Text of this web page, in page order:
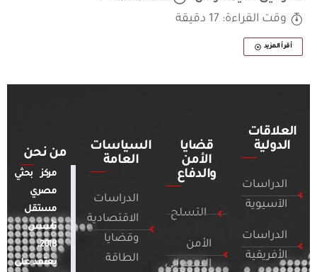
وقت القراءة: 17 دقيقة
أقرأ المزيد
العلاقات
الدولية
الدراسات
الآسيوية
الدراسات
الأفريقية
قضايا
الأمن
والدفاع
التسلح
الأمن
السيبراني
السياسات
العامة
الدراسات
الاقتصادية
وقضايا
الطاقة
من نحن
مركز بحثي
مصري
مستقل
تأسس
2018.
يعتمد على